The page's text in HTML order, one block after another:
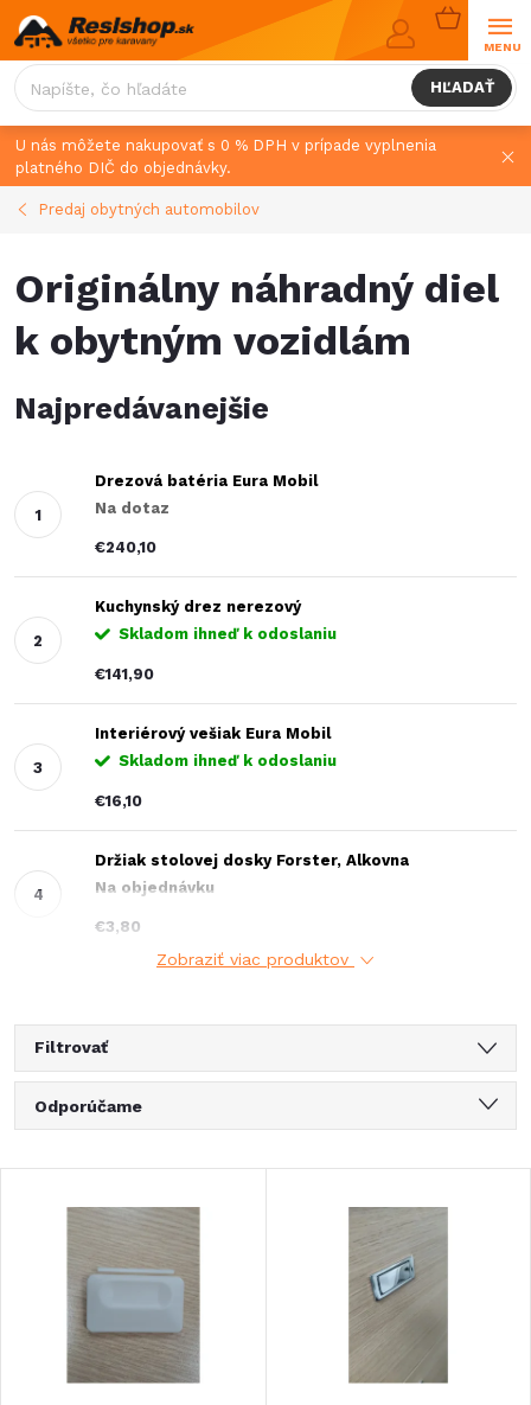
Prejsť
na
obsah
HĽADAŤ
KOŠÍK
U nás môžete nakupovať s 0 % DPH v prípade vyplnenia
platného DIČ do objednávky.
Predaj obytných automobilov
Originálny náhradný diel
k obytným vozidlám
Najpredávanejšie
Drezová batéria Eura Mobil
Na dotaz
€240,10
Kuchynský drez nerezový
Skladom ihneď k odoslaniu
€141,90
Interiérový vešiak Eura Mobil
Skladom ihneď k odoslaniu
€16,10
Držiak stolovej dosky Forster, Alkovna
Na objednávku
€3,80
Zobraziť viac produktov
Filtrovať
R
a
Odporúčame
Najpredávanejšie
Abecedne